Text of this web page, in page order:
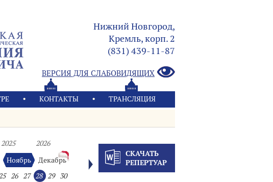
Нижний Новгород,
Кремль, корп. 2
(831) 439-11-87
ВЕРСИЯ ДЛЯ СЛАБОВИДЯЩИХ
КОНТАКТЫ ТРАНСЛЯЦИЯ
2025
2026
Ноябрь
Декабрь
26 27 28 29 30
СКАЧАТЬ
РЕПЕРТУАР